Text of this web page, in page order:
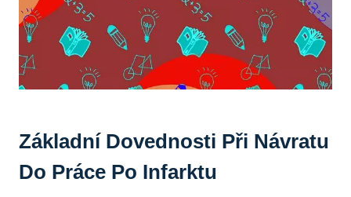
Základní Dovednosti Při Návratu
Do Práce Po Infarktu